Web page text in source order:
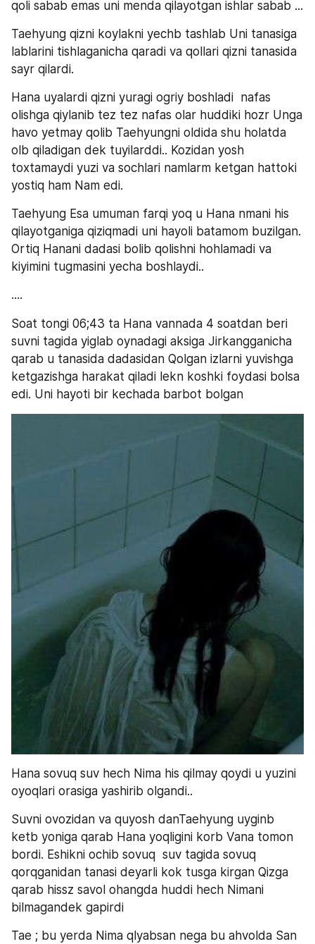
Taehyung qizni koylakni yechb tashlab Uni tanasiga
lablarini tishlaganicha qaradi va qollari qizni tanasida
sayr qilardi.
Hana uyalardi qizni yuragi ogriy boshladi  nafas
olishga qiylanib tez tez nafas olar huddiki hozr Unga
havo yetmay qolib Taehyungni oldida shu holatda
olb qiladigan dek tuyilarddi.. Kozidan yosh
toxtamaydi yuzi va sochlari namlarm ketgan hattoki
yostiq ham Nam edi.
Taehyung Esa umuman farqi yoq u Hana nmani his
qilayotganiga qiziqmadi uni hayoli batamom buzilgan.
Ortiq Hanani dadasi bolib qolishni hohlamadi va
kiyimini tugmasini yecha boshlaydi..
....
Soat tongi 06;43 ta Hana vannada 4 soatdan beri
suvni tagida yiglab oynadagi aksiga Jirkangganicha
qarab u tanasida dadasidan Qolgan izlarni yuvishga
ketgazishga harakat qiladi lekn koshki foydasi bolsa
edi. Uni hayoti bir kechada barbot bolgan
Hana sovuq suv hech Nima his qilmay qoydi u yuzini
oyoqlari orasiga yashirib olgandi..
Suvni ovozidan va quyosh danTaehyung uyginb
ketb yoniga qarab Hana yoqligini korb Vana tomon
bordi. Eshikni ochib sovuq  suv tagida sovuq
qorqganidan tanasi deyarli kok tusga kirgan Qizga
qarab hissz savol ohangda huddi hech Nimani
bilmagandek gapirdi
Tae ; bu yerda Nima qlyabsan nega bu ahvolda San